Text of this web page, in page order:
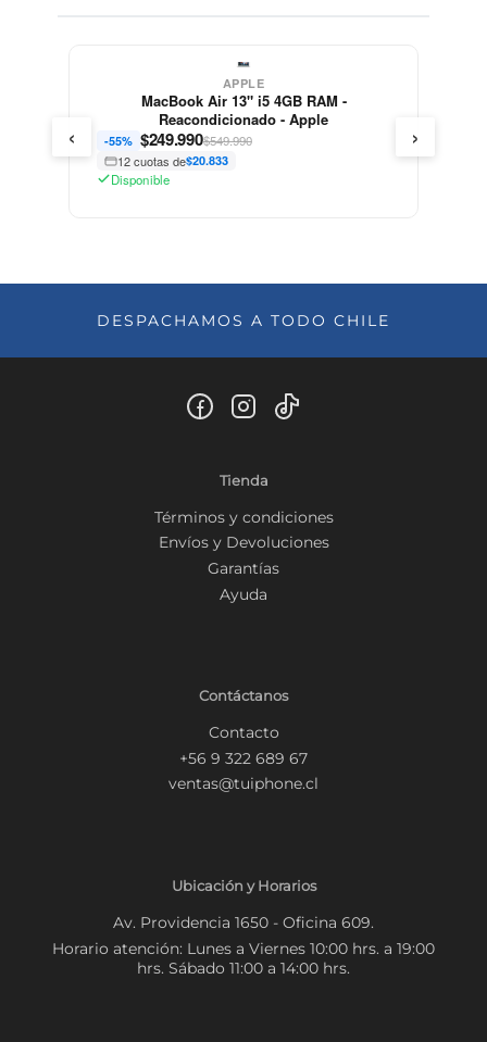
APPLE
MacBook Air 13" i5 4GB RAM -
Reacondicionado - Apple
-55% $249.990$549.990
12 cuotas de$20.833
Disponible
‹ ›
DESPACHAMOS A TODO CHILE
Tienda
Términos y condiciones
Envíos y Devoluciones
Garantías
Ayuda
Contáctanos
Contacto
+56 9 322 689 67
ventas@tuiphone.cl
Ubicación y Horarios
Av. Providencia 1650 - Oficina 609.
Horario atención: Lunes a Viernes 10:00 hrs. a 19:00
hrs. Sábado 11:00 a 14:00 hrs.